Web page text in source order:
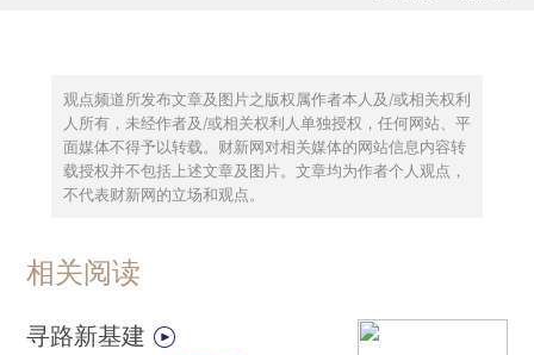
观点频道所发布文章及图片之版权属作者本人及/或相关权利
人所有，未经作者及/或相关权利人单独授权，任何网站、平
面媒体不得予以转载。财新网对相关媒体的网站信息内容转
载授权并不包括上述文章及图片。文章均为作者个人观点，
不代表财新网的立场和观点。
相关阅读
寻路新基建